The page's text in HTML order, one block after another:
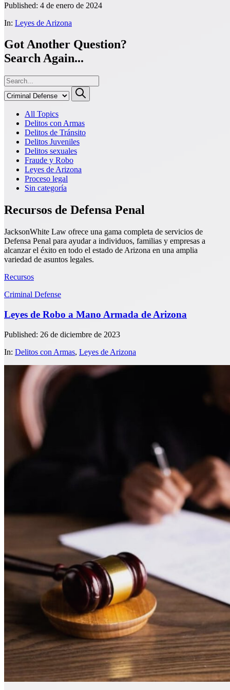
Published: 4 de enero de 2024
In: Leyes de Arizona
Got Another Question?
Search Again...
All Topics
Delitos con Armas
Delitos de Tránsito
Delitos Juveniles
Delitos sexuales
Fraude y Robo
Leyes de Arizona
Proceso legal
Sin categoría
Recursos de Defensa Penal
JacksonWhite Law ofrece una gama completa de servicios de
Defensa Penal para ayudar a individuos, familias y empresas a
alcanzar el éxito en todo el estado de Arizona en una amplia
variedad de asuntos legales.
Recursos
Criminal Defense
Leyes de Robo a Mano Armada de Arizona
Published: 26 de diciembre de 2023
In: Delitos con Armas, Leyes de Arizona